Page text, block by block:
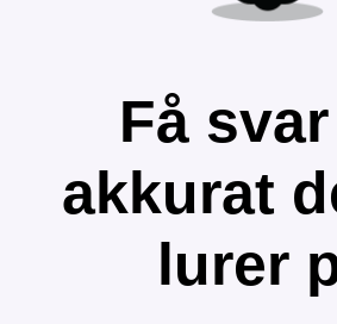
Få
akkurat
lurer